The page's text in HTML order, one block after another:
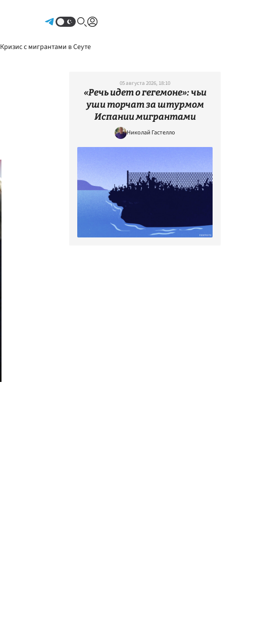
Кризис с мигрантами в Сеуте
05 августа 2026, 18:10
«Речь идет о гегемоне»: чьи
уши торчат за штурмом
Испании мигрантами
Николай Гастелло